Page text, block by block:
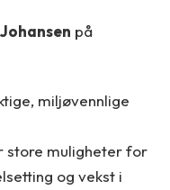
på
miljøvennlige
store muligheter for
og vekst i